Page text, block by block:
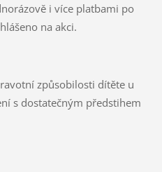
i více platbami po
na akci.
způsobilosti dítěte u
s dostatečným předstihem